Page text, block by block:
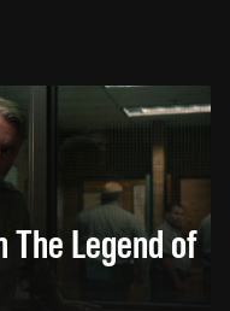
The Legend of